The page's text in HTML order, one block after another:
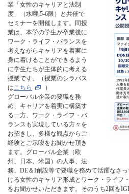
業「女性のキャリアと法制
度」（水曜,5-6限）と共催で
セミナーを開催します。同授
業は、本学の学生が卒業後に
ワーク・ライフ・バランスを
考えながらキャリアを着実に
身に着けることができるよう
に学生たちが主体的に考える
授業です。（授業のシラバス
はこちら
）
グローバル企業の要職を務
め、キャリアを着実に構築す
る一方、ワーク・ライフ・バ
ランスも実現している方々を
お招きし、多様な観点からご
経験とご示唆をお聞かせ頂き
ます。グローバル企業（欧
州、日本、米国）の人事、法
務、DE＆I創設等で要職を務めて活躍なさ
ける女性のキャリア形成とワーク・ライフ
をお聞かせいただきます。そのうち2回を